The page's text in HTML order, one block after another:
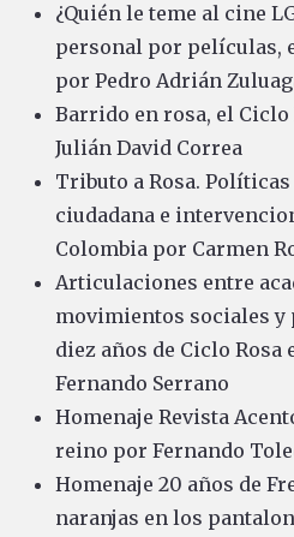
¿Quién le teme al cine
personal por películas,
por Pedro Adrián
Barrido en rosa, el
Julián David Correa
Tributo a Rosa.
ciudadana e
Colombia por Carmen
Articulaciones entre
movimientos sociales
diez años de Ciclo Rosa
Fernando Serrano
Homenaje Revista
reino por Fernando
Homenaje 20 años de
naranjas en los